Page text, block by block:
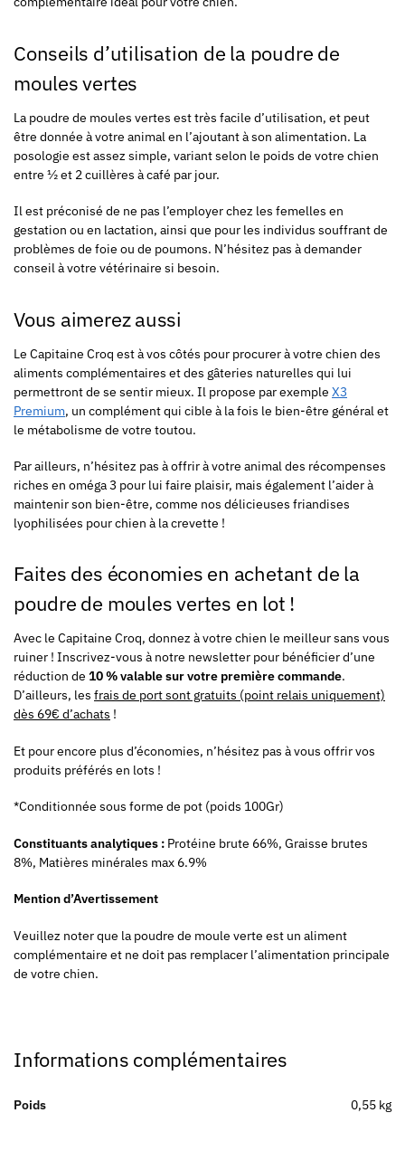
Conseils d’utilisation de la poudre de
moules vertes
La poudre de moules vertes est très facile d’utilisation, et peut
être donnée à votre animal en l’ajoutant à son alimentation. La
posologie est assez simple, variant selon le poids de votre chien
entre ½ et 2 cuillères à café par jour.
Il est préconisé de ne pas l’employer chez les femelles en
gestation ou en lactation, ainsi que pour les individus souffrant de
problèmes de foie ou de poumons. N’hésitez pas à demander
conseil à votre vétérinaire si besoin.
Vous aimerez aussi
Le Capitaine Croq est à vos côtés pour procurer à votre chien des
aliments complémentaires et des gâteries naturelles qui lui
permettront de se sentir mieux. Il propose par exemple X3
Premium, un complément qui cible à la fois le bien-être général et
le métabolisme de votre toutou.
Par ailleurs, n’hésitez pas à offrir à votre animal des récompenses
riches en oméga 3 pour lui faire plaisir, mais également l’aider à
maintenir son bien-être, comme nos délicieuses friandises
lyophilisées pour chien à la crevette !
Faites des économies en achetant de la
poudre de moules vertes en lot !
Avec le Capitaine Croq, donnez à votre chien le meilleur sans vous
ruiner ! Inscrivez-vous à notre newsletter pour bénéficier d’une
réduction de 10 % valable sur votre première commande.
D’ailleurs, les frais de port sont gratuits (point relais uniquement)
dès 69€ d’achats !
Et pour encore plus d’économies, n’hésitez pas à vous offrir vos
produits préférés en lots !
*Conditionnée sous forme de pot (poids 100Gr)
Constituants analytiques : Protéine brute 66%, Graisse brutes
8%, Matières minérales max 6.9%
Mention d’Avertissement
Veuillez noter que la poudre de moule verte est un aliment
complémentaire et ne doit pas remplacer l’alimentation principale
de votre chien.
Informations complémentaires
Poids 0,55 kg